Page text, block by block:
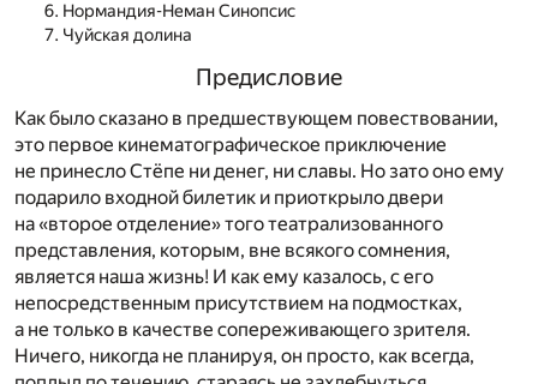
Нормандия-Неман Синопсис
Чуйская долина
Предисловие
Как было сказано в предшествующем повествовании,
это первое кинематографическое приключение
не принесло Стёпе ни денег, ни славы. Но зато оно ему
подарило входной билетик и приоткрыло двери
на «второе отделение» того театрализованного
представления, которым, вне всякого сомнения,
является наша жизнь! И как ему казалось, с его
непосредственным присутствием на подмостках,
а не только в качестве сопереживающего зрителя.
Ничего, никогда не планируя, он просто, как всегда,